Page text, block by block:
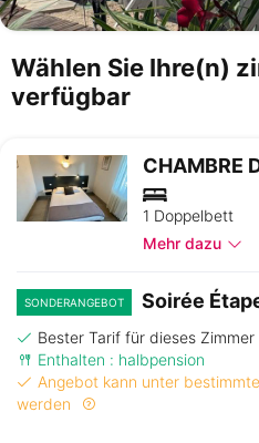
Wählen Sie Ihre(n)
verfügbar
CHAMBRE
1 Doppelbett
Mehr dazu
SONDERANGEBOT Soirée
Bester Tarif für dieses Zimmer
Enthalten : halbpension
Angebot kann unter
werden